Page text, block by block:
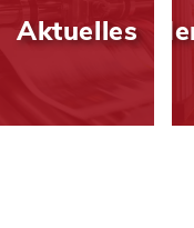
Aktuelles